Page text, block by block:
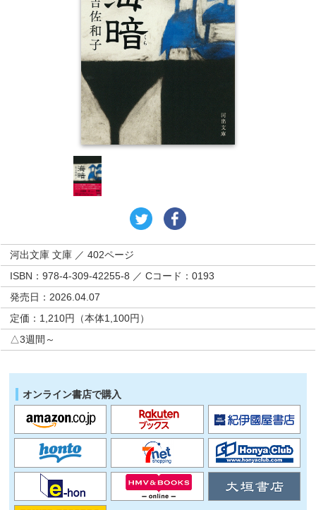
河出文庫 文庫 ／ 402ページ
ISBN：978-4-309-42255-8 ／ Cコード：0193
発売日：2026.04.07
定価：1,210円（本体1,100円）
△3週間～
オンライン書店で購入